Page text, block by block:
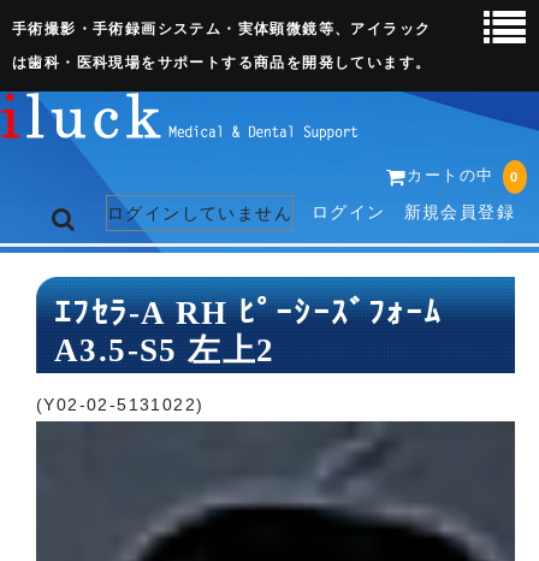
手術撮影・手術録画システム・実体顕微鏡等、アイラック
は歯科・医科現場をサポートする商品を開発しています。
カートの中 0
ログインしていません ログイン 新規会員登録
トップページ
ネット販売ページ
歯科関連機器
ｴﾌｾﾗ-A RH ﾋﾟｰｼｰｽﾞﾌｫｰﾑ
A3.5-S5 左上2
(Y02-02-5131022)